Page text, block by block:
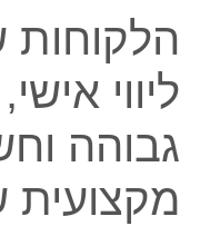
הלקוחות
ליווי
גבוהה